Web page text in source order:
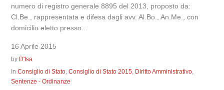
numero di registro generale 8895 del 2013, proposto da:
Cl.Be., rappresentata e difesa dagli avv. Al.Bo., An.Me., con
domicilio eletto presso...
16 Aprile 2015
by D'Isa
InConsiglio di Stato,Consiglio di Stato 2015, Diritto Amministrativo,
Sentenze - Ordinanze